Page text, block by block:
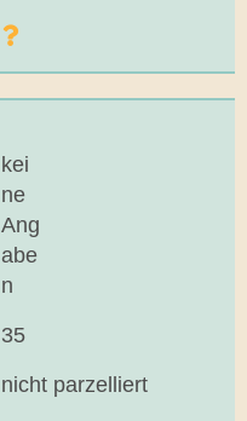
kei
ne
Ang
abe
n
35
nicht parzelliert